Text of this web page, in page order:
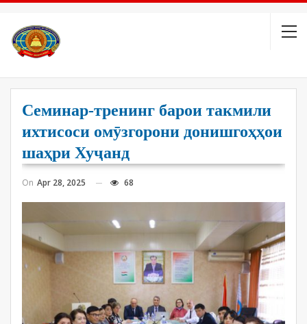
Семинар-тренинг барои такмили
ихтисоси омӯзгорони донишгоҳҳои
шаҳри Хуҷанд
On Apr 28, 2025 68